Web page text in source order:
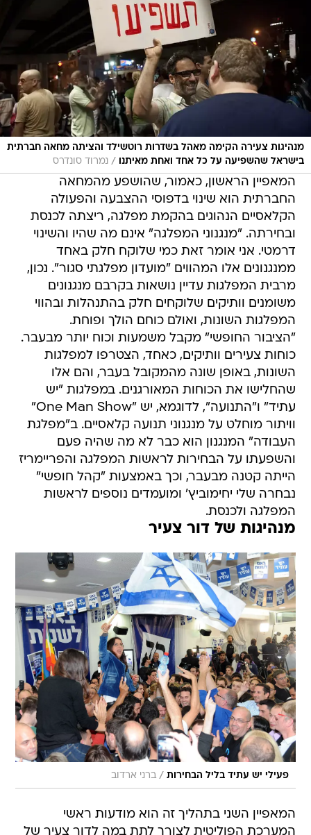
מנהיגות צעירה הקימה מאהל בשדרות רוטשילד והציתה מחאה חברתית
בישראל שהשפיעה על כל אחד ואחת מאיתנו
/ נמרוד סונדרס
המאפיין הראשון, כאמור, שהושפע מהמחאה
החברתית הוא שינוי בדפוסי ההצבעה והפעולה
הקלאסיים הנהוגים בהקמת מפלגה, ריצתה לכנסת
ובחירתה. "מנגנוני המפלגה" אינם מה שהיו והשינוי
דרמטי. אני אומר זאת כמי שלוקח חלק באחד
ממנגנונים אלו המהווים "מועדון מפלגתי סגור". נכון,
מרבית המפלגות עדיין נושאות בקרבם מנגנונים
משומנים וותיקים שלוקחים חלק בהתנהלות ובהווי
המפלגות השונות, ואולם כוחם הולך ופוחת.
"הציבור החופשי" מקבל משמעות וכוח יותר מבעבר.
כוחות צעירים וותיקים, כאחד, הצטרפו למפלגות
השונות, באופן שונה מהמקובל בעבר, והם אלו
שהחלישו את הכוחות המאורגנים. במפלגות "יש
עתיד" ו"התנועה", לדוגמא, יש "One Man Show"
וויתור מוחלט על מנגנוני תנועה קלאסיים. ב"מפלגת
העבודה" המנגנון הוא כבר לא מה שהיה פעם
והשפעתו על הבחירות לראשות המפלגה והפריימריז
הייתה קטנה מבעבר, וכך באמצעות "קהל חופשי"
נבחרה שלי יחימוביץ' ומועמדים נוספים לראשות
המפלגה ולכנסת.
מנהיגות של דור צעיר
פעילי יש עתיד בליל הבחירות / ברני ארדוב
המאפיין השני בתהליך זה הוא מודעות ראשי
המערכת הפוליטית לצורך לתת במה לדור צעיר של